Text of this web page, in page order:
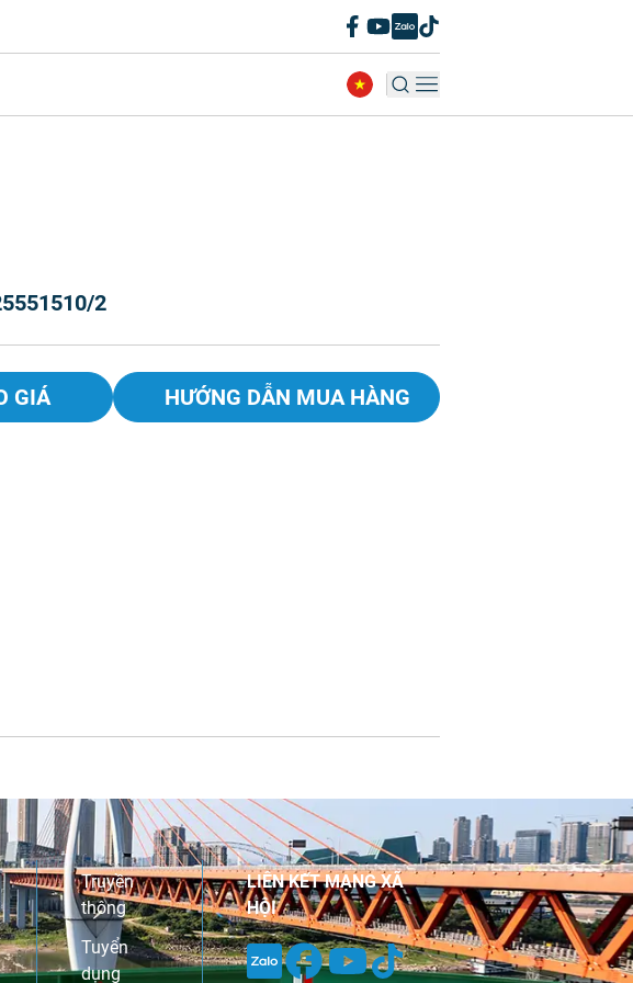
2
GIÁ HƯỚNG DẪN MUA HÀNG
Truyền
thông
Tuyển
dụng
LIÊN KẾT MẠNG XÃ
HỘI